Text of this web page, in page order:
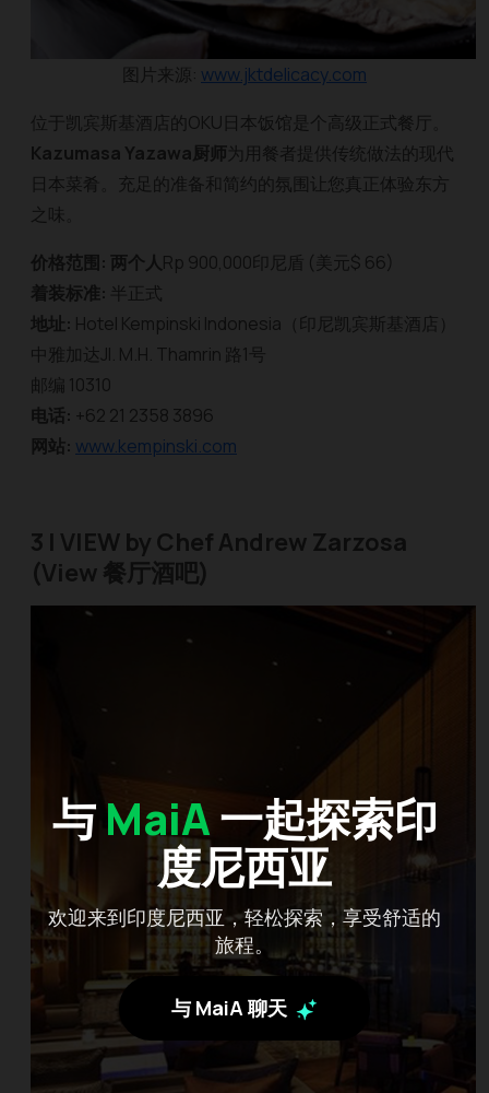
与 MaiA一起探索印
度尼西亚
欢迎来到印度尼西亚，轻松探索，享受舒适的
旅程。
与 MaiA 聊天
图片来源: www.jktdelicacy.com
位于凯宾斯基酒店的OKU日本饭馆是个高级正式餐厅。
Kazumasa Yazawa厨师为用餐者提供传统做法的现代
日本菜肴。充足的准备和简约的氛围让您真正体验东方
之味。
价格范围: 两个人Rp 900,000印尼盾 (美元$ 66)
着装标准: 半正式
地址: Hotel Kempinski Indonesia（印尼凯宾斯基酒店）
中雅加达Jl. M.H. Thamrin 路1号
邮编 10310
电话: +62 21 2358 3896
网站: www.kempinski.com
3 | VIEW by Chef Andrew Zarzosa
(View 餐厅酒吧)